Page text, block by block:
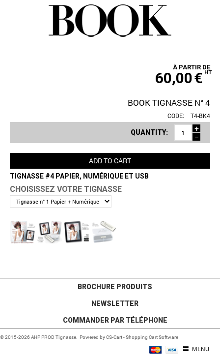
À PARTIR DE
60,00€ HT
BOOK TIGNASSE N° 4
CODE: T4-BK4
QUANTITY:
+
−
ADD TO CART
TIGNASSE #4 PAPIER, NUMÉRIQUE ET USB
CHOISISSEZ VOTRE TIGNASSE
BROCHURE PRODUITS
NEWSLETTER
COMMANDER PAR TÉLÉPHONE
© 2015-2026 AHP PROD Tignasse. Powered byCS-Cart - Shopping Cart Software
MENU